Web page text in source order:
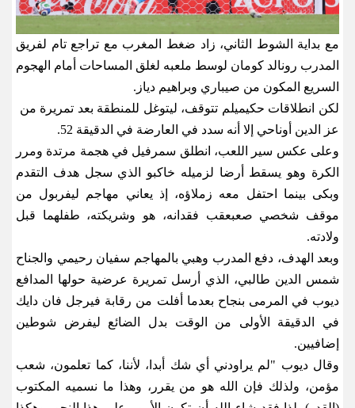
مع بداية الشوط الثاني، زاد ضغط المغرب مع تراجع تام لفريق
المدرب رونالد كومان لوسط ملعبه لغلق المساحات أمام الهجوم
السريع المكون من صيباري وبراهيم دياز .
لكن انطلاقات حكيمي​لم تتوقف، ليتوغل للمنطقة بعد تمريرة من ​
عز الدين أوناحي إلا أنه ⁠سدد في العارضة في الدقيقة 52
.
وعلى عكس سير اللعب، انطلق سمرفيل في هجمة مرتدة ومرر
الكرة وهو يسقط أرضا لزميله خاكبو الذي سجل هدف التقدم
وبكى بينما احتفل معه زملاؤه، إذ يعاني مهاجم ليفربول من
موقف شخصي صعب​عقب فقدانه، هو وشريكته، طفلهما قبل
ولادته.
وبعد الهدف، دفع المدرب وهبي بالمهاجم سفيان رحيمي والجناح
شمس الدين طالبي، الذي ​أرسل تمريرة عرضية حولها ⁠المدافع
ديوب في المرمى بنجاح بعدما أفلت من رقابة فيرجل فان دايك
في الدقيقة الأولى من الوقت بدل الضائع ليفرض شوطين
إضافيين.
وقال ديوب "لم يراودني أي شك أبدا، لأننا، كما تعلمون، شعب
مؤمن، ولذلك فإن الله هو من يقرر، وهذا ما نسميه المكتوب